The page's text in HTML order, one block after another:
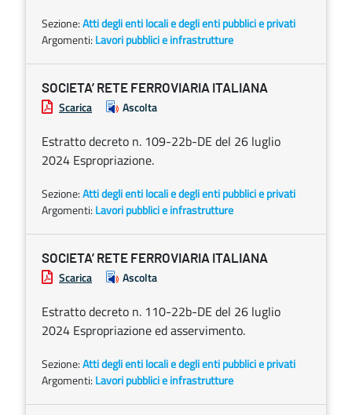
Sezione:Atti degli enti locali e degli enti pubblici e privati
Argomenti: Lavori pubblici e infrastrutture
SOCIETA’ RETE FERROVIARIA ITALIANA
Scarica Ascolta
Estratto decreto n. 109-22b-DE del 26 luglio
2024 Espropriazione.
Sezione:Atti degli enti locali e degli enti pubblici e privati
Argomenti: Lavori pubblici e infrastrutture
SOCIETA’ RETE FERROVIARIA ITALIANA
Scarica Ascolta
Estratto decreto n. 110-22b-DE del 26 luglio
2024 Espropriazione ed asservimento.
Sezione:Atti degli enti locali e degli enti pubblici e privati
Argomenti: Lavori pubblici e infrastrutture